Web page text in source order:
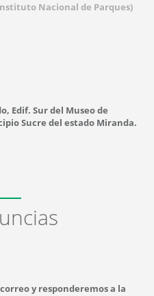
Nacional de Parques)
Edif. Sur del Museo de
Sucre del estado Miranda.
y responderemos a la